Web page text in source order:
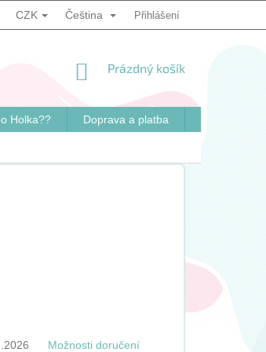
OCHRANY OSOBNÍCH ÚDAJŮ
CZK Čeština Přihlášení
NÁKUPNÍ
Prázdný košík
Holka?? Doprava a platba
Možnosti doručení